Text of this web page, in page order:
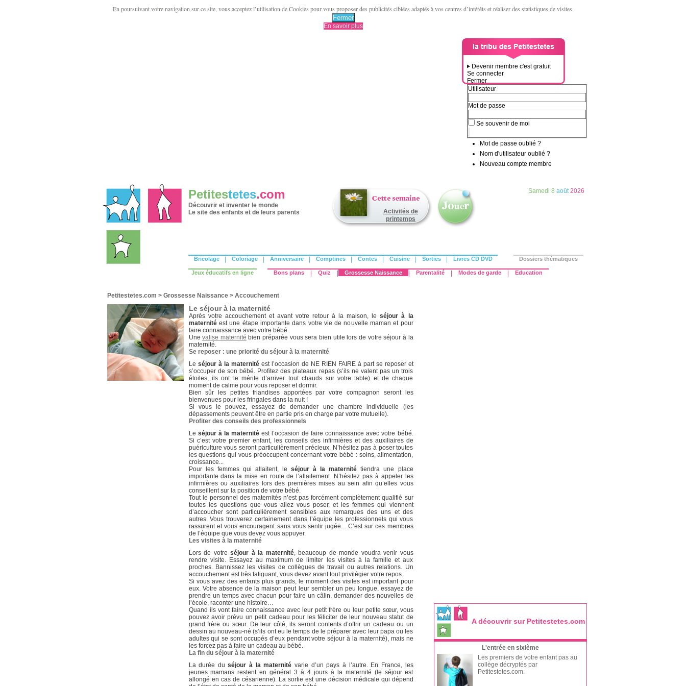
En poursuivant votre navigation sur ce site, vous acceptez l’utilisation de Cookies pour vous proposer des publicités ciblées adaptés à vos centres d’intérêts et réaliser des statistiques de visites.
Fermer
En savoir plus
Devenir membre c'est gratuit
Se connecter
Fermer
Utilisateur
Mot de passe
Se souvenir de moi
Mot de passe oublié ?
Nom d'utilisateur oublié ?
Nouveau compte membre
Petitestetes.com
Découvrir et inventer le monde
Le site des enfants et de leurs parents
Activités de
printemps
Samedi 8 août2026
Bricolage Coloriage Anniversaire Comptines Contes Cuisine Sorties Livres CD DVD Dossiers thématiques
Jeux éducatifs en ligne Bons plans Quiz Grossesse Naissance Parentalité Modes de garde Education
Petitestetes.com > Grossesse Naissance > Accouchement
Le séjour à la maternité
Après votre accouchement et avant votre retour à la maison, leséjour à la
maternitéest une étape importante dans votre vie de nouvelle maman et pour
faire connaissance avec votre bébé.
Unevalise maternité bien préparée vous sera bien utile lors de votre séjour à la
maternité.
Se reposer : une priorité du séjour à la maternité
Le séjour à la maternitéest l’occasion de NE RIEN FAIRE à part se reposer et
s’occuper de son bébé. Profitez des plateaux repas (s’ils ne valent pas un trois
étoiles, ils ont le mérite d’arriver tout chauds sur votre table) et de chaque
moment de calme pour vous reposer et dormir.
Bien sûr les petites friandises apportées par votre compagnon seront les
bienvenues pour les fringales dans la nuit !
Si vous le pouvez, essayez de demander une chambre individuelle (les
dépassements peuvent être en partie pris en charge par votre mutuelle).
Profiter des conseils des professionnels
Le séjour à la maternitéest l’occasion de faire connaissance avec votre bébé.
Si c’est votre premier enfant, les conseils des infirmières et des auxiliaires de
puériculture vous seront particulièrement précieux. N’hésitez pas à poser toutes
les questions qui vous préoccupent concernant votre bébé : soins, alimentation,
croissance...
Pour les femmes qui allaitent, le séjour à la maternité tiendra une place
importante dans la mise en route de l’allaitement. N’hésitez pas à appeler les
infirmières ou auxiliaires lors des premières mises au sein afin qu’elles vous
conseillent sur la position de votre bébé.
Tout le personnel des maternités n’est pas forcément complètement qualifié sur
toutes les questions que vous allez vous poser, et les femmes qui viennent
d’accoucher sont particulièrement sensibles aux remarques des uns et des
autres. Vous trouverez certainement dans l’équipe les professionnels qui vous
rassurent et vous encouragent sans vous sentir jugée... C’est sur ces membres
de l’équipe que vous devez vous appuyer.
Les visites à la maternité
Lors de votre séjour à la maternité, beaucoup de monde voudra venir vous
rendre visite. Essayez au maximum de limiter les visites à la famille et aux
proches. Bannissez les visites de collègues de travail ou autres relations. Un
accouchement est très fatiguant, vous devez avant tout privilégier votre repos.
Si vous avez des enfants plus grands, le moment des visites est important pour
eux. Votre absence de la maison peut leur sembler un peu longue, essayez de
prendre un temps avec chacun pour faire un câlin, demander des nouvelles de
l’école, raconter une histoire…
Quand ils vont faire connaissance avec leur petit frère ou leur petite sœur, vous
pouvez avoir prévu un petit cadeau pour les féliciter de leur nouveau statut de
grand frère ou sœur. De leur côté, ils seront contents d’offrir un cadeau ou un
dessin au nouveau-né (s’ils ont eu le temps de le préparer avec leur papa ou les
adultes qui se sont occupés d’eux pendant votre séjour à la maternité), mais ne
les forcez pas à faire un cadeau au bébé.
La fin du séjour à la maternité
La durée duséjour à la maternité varie d’un pays à l’autre. En France, les
jeunes mamans restent en général 3 à 4 jours à la maternité (le séjour est
allongé en cas de césarienne). La sortie est une décision médicale qui dépend
A découvrir sur Petitestetes.com
L'entrée en sixième
Les premiers de votre enfant pas au
collège décryptés par
Petitestetes.com.